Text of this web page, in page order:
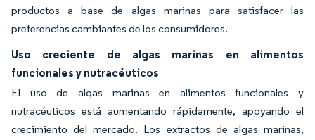
productos a base de algas marinas para satisfacer las
preferencias cambiantes de los consumidores.
Uso creciente de algas marinas en alimentos
funcionales y nutracéuticos
El uso de algas marinas en alimentos funcionales y
nutracéuticos está aumentando rápidamente, apoyando el
crecimiento del mercado. Los extractos de algas marinas,